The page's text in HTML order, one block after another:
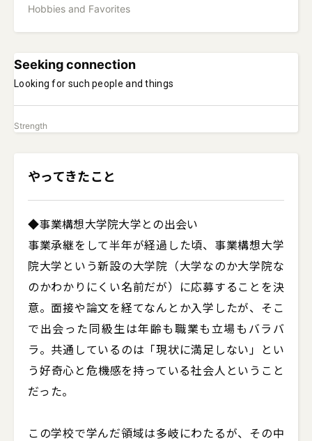
Hobbies and Favorites
Seeking connection
Looking for such people and things
Strength
やってきたこと
◆事業構想大学院大学との出会い
事業承継をして半年が経過した頃、事業構想大学
院大学という新設の大学院（大学なのか大学院な
のかわかりにくい名前だが）に応募することを決
意。面接や論文を経てなんとか入学したが、そこ
で出会った同級生は年齢も職業も立場もバラバ
ラ。共通しているのは「現状に満足しない」とい
う好奇心と危機感を持っている社会人ということ
だった。
この学校で学んだ領域は多岐にわたるが、その中